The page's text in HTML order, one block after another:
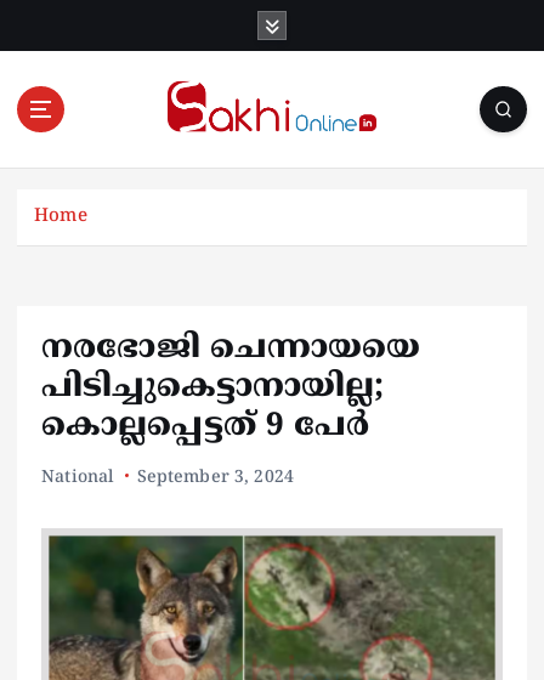
Online News Portal
Home
നരഭോജി ചെന്നായയെ
പിടിച്ചുകെട്ടാനായില്ല;
കൊല്ലപ്പെട്ടത് 9 പേർ
National September 3, 2024